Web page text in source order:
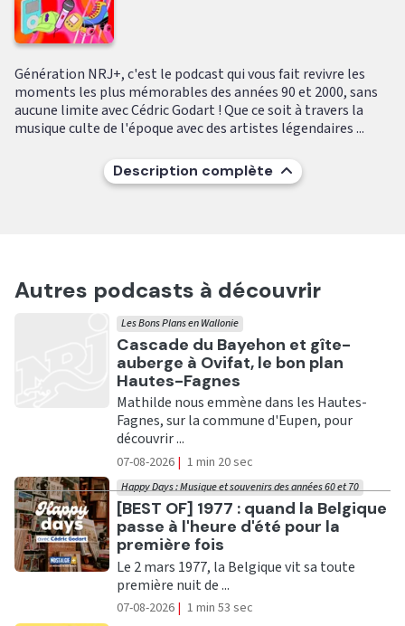
Génération NRJ+, c'est le podcast qui vous fait revivre les
moments les plus mémorables des années 90 et 2000, sans
aucune limite avec Cédric Godart ! Que ce soit à travers la
musique culte de l'époque avec des artistes légendaires ...
Description complète
Autres podcasts à découvrir
Ecouter
Cascade du Bayehon et gîte-
auberge à Ovifat, le bon plan
Hautes-Fagnes
Les Bons Plans en Wallonie
Mathilde nous emmène dans les Hautes-
Fagnes, sur la commune d'Eupen, pour
découvrir ...
07-08-2026 | 1 min 20 sec
Ecouter
[BEST OF] 1977 : quand la Belgique
passe à l'heure d'été pour la
première fois
Happy Days : Musique et souvenirs des années 60 et 70
Le 2 mars 1977, la Belgique vit sa toute
première nuit de ...
07-08-2026 | 1 min 53 sec